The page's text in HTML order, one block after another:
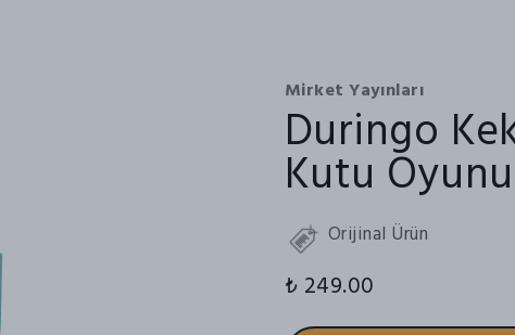
Mirket Yayınları
Duringo
Kutu Oyunu
Orijinal Ürün
₺ 249.00